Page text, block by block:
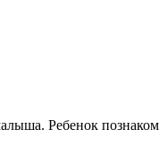
Ребенок